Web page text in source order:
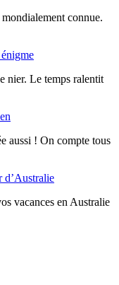
connue.
nier. Le temps ralentit
aussi ! On compte tous
d’Australie
vacances en Australie